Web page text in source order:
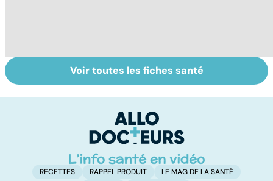
Femmes :
comment
Bien vivre la
ménopause
Voir toutes les fiches santé
RECETTES RAPPEL PRODUIT LE MAG DE LA SANTÉ